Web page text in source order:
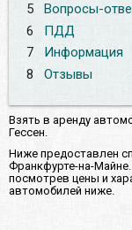
5
Вопросы-
6
ПДД
7
Информация
8
Отзывы
Взять в аренду
Гессен.
Ниже предоставлен
Франкфурте-на-
посмотрев цены и
автомобилей ниже.